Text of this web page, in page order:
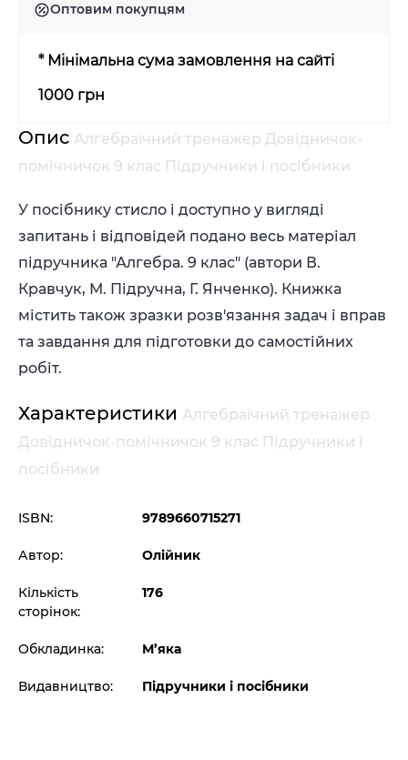
Оптовим покупцям
* Мінімальна сума замовлення на сайті
1000 грн
Опис Алгебраїчний тренажер Довідничок-
помічничок 9 клас Підручники і посібники
У посібнику стисло і доступно у вигляді
запитань і відповідей подано весь матеріал
підручника "Алгебра. 9 клас" (автори В.
Кравчук, М. Підручна, Г. Янченко). Книжка
містить також зразки розв'язання задач і вправ
та завдання для підготовки до самостійних
робіт.
Характеристики Алгебраїчний тренажер
Довідничок-помічничок 9 клас Підручники і
посібники
ISBN: 9789660715271
Автор: Олійник
Кількість
сторінок:
176
Обкладинка: М’яка
Видавництво: Підручники і посібники